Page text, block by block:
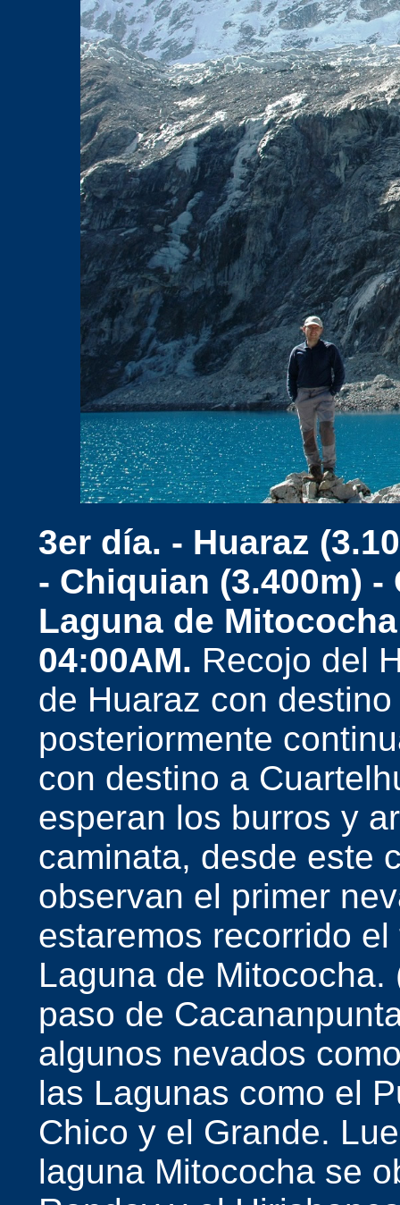
3er día. - Huaraz
- Chiquian (3.400m)
Laguna de
04:00AM. Recojo del
de Huaraz con
posteriormente
con destino a
esperan los burros y
caminata, desde este
observan el primer
estaremos recorrido
Laguna de
paso de
algunos nevados
las Lagunas como el
Chico y el Grande.
laguna Mitococha se